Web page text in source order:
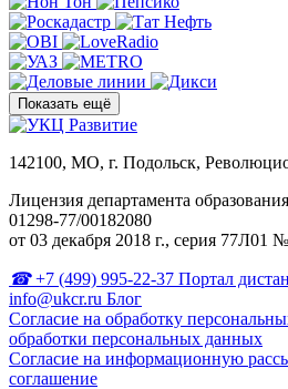
Показать ещё
142100, МО, г. Подольск,
Лицензия департамента
01298-77/00182080
от 03 декабря 2018 г., серия 77Л01
+7 (499) 995-22-37 Портал
info@ukcr.ru Блог
Согласие на обработку
обработки персональных данных
Согласие на информационную
соглашение